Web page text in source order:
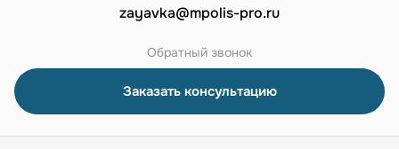
zayavka@mpolis-pro.ru
Обратный звонок
Заказать консультацию